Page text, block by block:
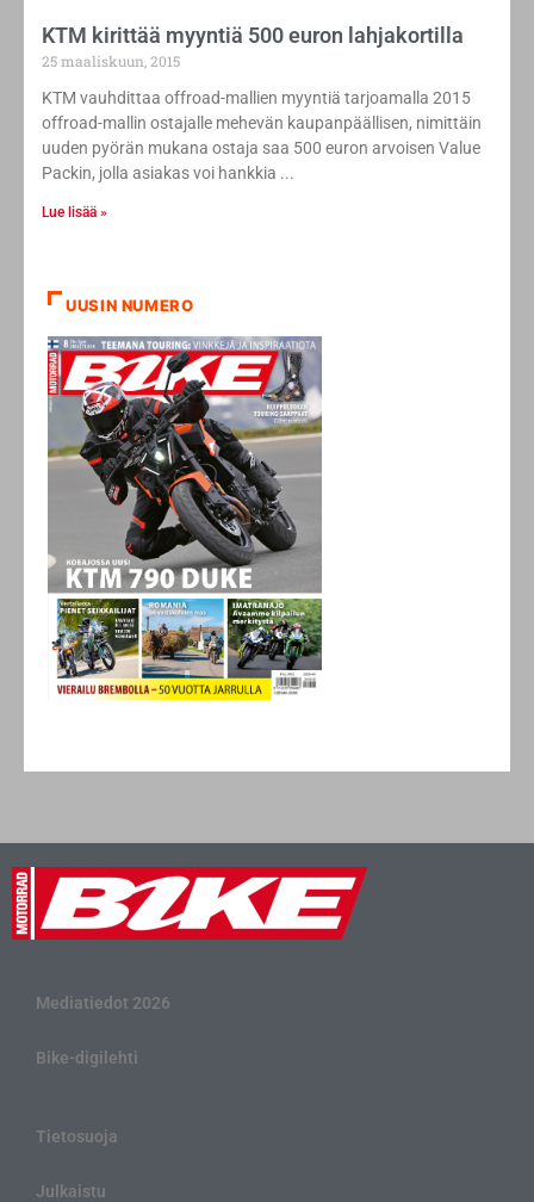
KTM kirittää myyntiä 500 euron lahjakortilla
25 maaliskuun, 2015
KTM vauhdittaa offroad-mallien myyntiä tarjoamalla 2015
offroad-mallin ostajalle mehevän kaupanpäällisen, nimittäin
uuden pyörän mukana ostaja saa 500 euron arvoisen Value
Packin, jolla asiakas voi hankkia
Lue lisää »
UUSIN NUMERO
Mediatiedot 2026
Bike-digilehti
Tietosuoja
Julkaistu